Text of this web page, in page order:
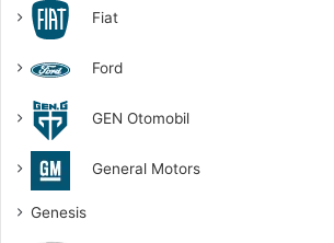
Fiat
Ford
GEN Otomobil
General Motors
Genesis